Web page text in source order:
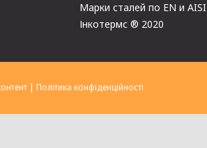
Марки сталей по EN и AISI
Інкотермс ® 2020
| Політика конфіденційності